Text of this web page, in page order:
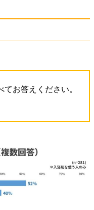
お答えください。